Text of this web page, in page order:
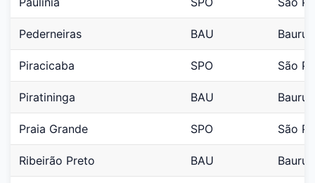
Pederneiras BAU Bauru
Piracicaba SPO São
Piratininga BAU Bauru
Praia Grande SPO São
Ribeirão Preto BAU Bauru